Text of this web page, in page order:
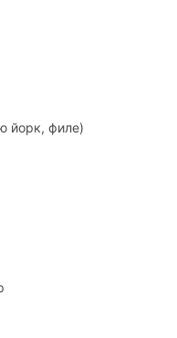
йорк, филе)